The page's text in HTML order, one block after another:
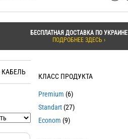
БЕСПЛАТНАЯ ДОСТАВКА ПО УКРАИНЕ
ПОДРОБНЕЕ ЗДЕСЬ ›
КЛАСС ПРОДУКТА
Premium (6)
Standart (27)
Econom (9)